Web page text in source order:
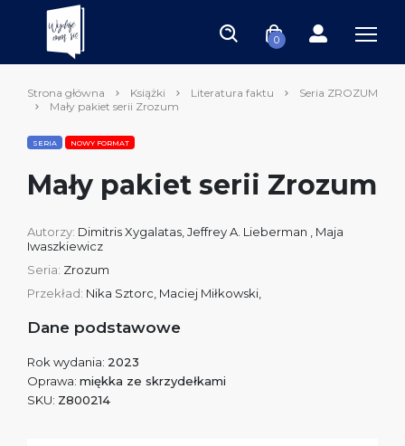
0
Strona główna Książki Literatura faktu
Seria ZROZUM
Mały pakiet serii Zrozum
SERIA NOWY FORMAT
Mały pakiet serii Zrozum
Autorzy: Dimitris Xygalatas Jeffrey A. Lieberman
Maja
Iwaszkiewicz
Seria: Zrozum
Przekład: Nika Sztorc, Maciej Miłkowski,
Dane podstawowe
Rok wydania: 2023
Oprawa: miękka ze skrzydełkami
SKU: Z800214